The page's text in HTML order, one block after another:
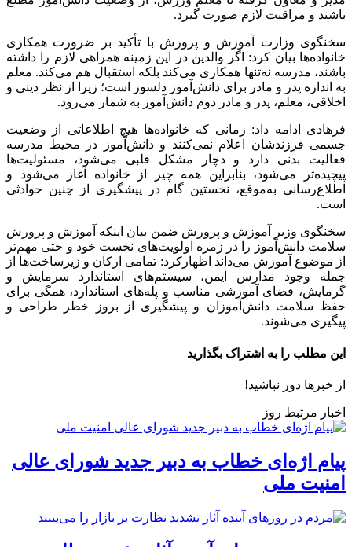
باشند و مراقبت لازم صورت گیرد.
سخنگوی وزارت آموزش و پرورش با تأکید بر ضرورت همکاری
خانواده‌ها بیان کرد: اگر والدین در این زمینه همراهی لازم را داشته
باشند، مدرسه نه‌تنها همکاری می‌کند بلکه استقبال هم می‌کند. معلم
به اندازه پدر و مادر برای دانش‌آموز دلسوز است؛ زیرا از نظر دینی و
اخلاقی، معلم، پدر و مادر دوم دانش‌آموز به شمار می‌رود.
فرهادی ادامه داد: زمانی که خانواده‌ها هیچ اطلاعاتی از وضعیت
جسمی فرزندشان اعلام نمی‌کنند و دانش‌آموز در محیط مدرسه
فعالیت بدنی دارد و دچار مشکل قلبی می‌شود، مسئولیت‌ها
پیچیده‌تر می‌شود، بنابراین همه چیز از خانواده آغاز می‌شود و
اطلاع‌رسانی به‌موقع، نخستین گام در پیشگیری از چنین حوادثی
است.
سخنگوی وزیر آموزش و پرورش ضمن بیان اینکه آموزش و پرورش
سلامت دانش‌آموز را در زمره اولویت‌های نخست خود و حتی مهم‌تر
از موضوع آموزش می‌داند اظهارکرد: تمامی ارکان و زیرساخت‌ها از
جمله وجود مدارس ایمن، سیستم‌های استاندارد سرمایش و
گرمایش، فضای آموزشی مناسب و پله‌های استاندارد، همگی برای
حفظ سلامت دانش‌آموزان و پیشگیری از بروز خطر طراحی و
پیگیری می‌شوند.
این مطلب را به اشتراک بگذارید
از خبرها دور نباشید!
اخبار مرتبط روز
پیام اژه‌ای خطاب به دبیر جدید شورای عالی
امنیت ملی